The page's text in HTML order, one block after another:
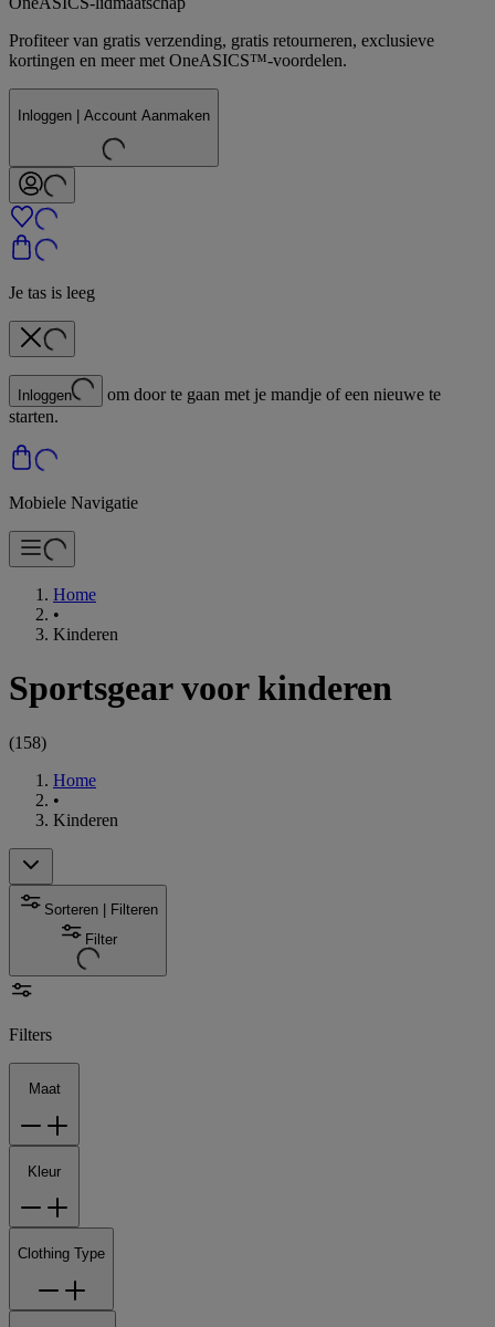
Profiteer van gratis verzending, gratis retourneren, exclusieve
kortingen en meer met OneASICS™-voordelen.
Inloggen | Account Aanmaken
Je tas is leeg
Inloggen
om door te gaan met je mandje of een nieuwe te
starten.
Mobiele Navigatie
Home
•
Kinderen
Sportsgear voor kinderen
(158)
Home
•
Kinderen
Sorteren | Filteren
Filter
Filters
Maat
Kleur
Clothing Type